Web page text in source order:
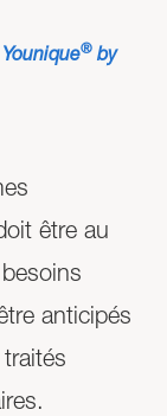
® by
être au
anticipés